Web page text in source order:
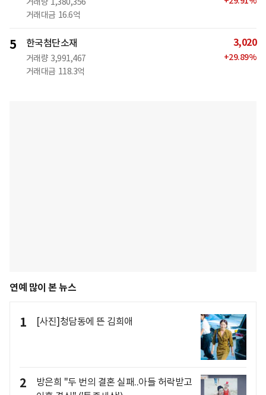
거래대금 16.6억
5 한국첨단소재
거래량 3,991,467
거래대금 118.3억
3,020
+29.89%
연예 많이 본 뉴스
1 [사진]청담동에 뜬 김희애
2
방은희 "두 번의 결혼 실패..아들 허락받고